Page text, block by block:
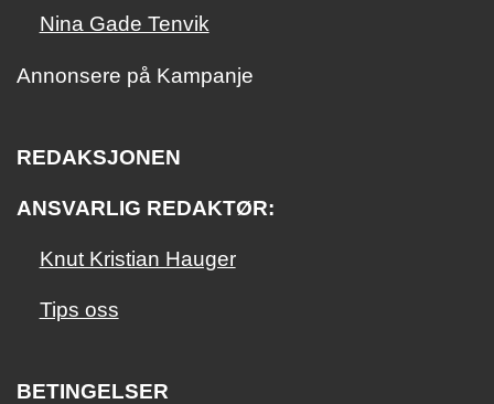
Nina Gade Tenvik
Annonsere på Kampanje
REDAKSJONEN
ANSVARLIG REDAKTØR:
Knut Kristian Hauger
Tips oss
BETINGELSER